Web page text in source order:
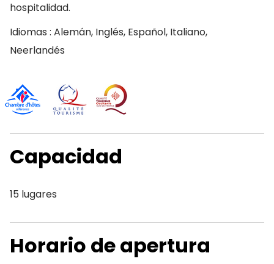
hospitalidad.
Idiomas : Alemán, Inglés, Español, Italiano,
Neerlandés
Capacidad
15 lugares
Horario de apertura